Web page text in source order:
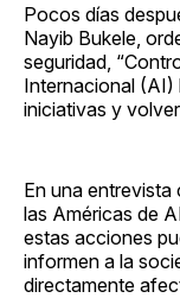
Pocos días
Nayib Bukele,
seguridad,
Internacional (AI)
iniciativas y
En una entrevista
las Américas de
estas acciones
informen a la
directamente